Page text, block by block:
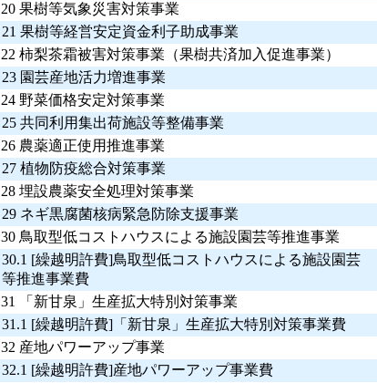
20 果樹等気象災害対策事業
21 果樹等経営安定資金利子助成事業
22 柿梨茶霜被害対策事業（果樹共済加入促進事業）
23 園芸産地活力増進事業
24 野菜価格安定対策事業
25 共同利用集出荷施設等整備事業
26 農薬適正使用推進事業
27 植物防疫総合対策事業
28 埋設農薬安全処理対策事業
29 ネギ黒腐菌核病緊急防除支援事業
30 鳥取型低コストハウスによる施設園芸等推進事業
30.1 [繰越明許費]鳥取型低コストハウスによる施設園芸
等推進事業費
31 「新甘泉」生産拡大特別対策事業
31.1 [繰越明許費]「新甘泉」生産拡大特別対策事業費
32 産地パワーアップ事業
32.1 [繰越明許費]産地パワーアップ事業費